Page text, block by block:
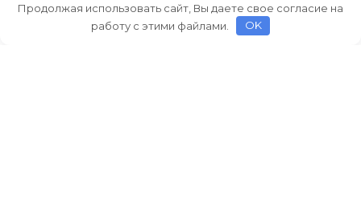
Продолжая использовать сайт, Вы даете свое согласие на
работу с этими файлами.
OK